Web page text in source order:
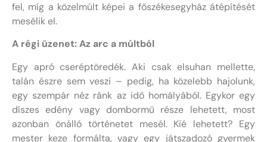
fel, míg a közelmúlt képei a főszékesegyház átépítését
mesélik el.
A régi üzenet: Az arc a múltból
Egy apró cseréptöredék. Aki csak elsuhan mellette,
talán észre sem veszi – pedig, ha közelebb hajolunk,
egy szempár néz ránk az idő homályából. Egykor egy
díszes edény vagy dombormű része lehetett, most
azonban önálló történetet mesél. Kié lehetett? Egy
mester keze formálta, vagy egy játszadozó gyermek